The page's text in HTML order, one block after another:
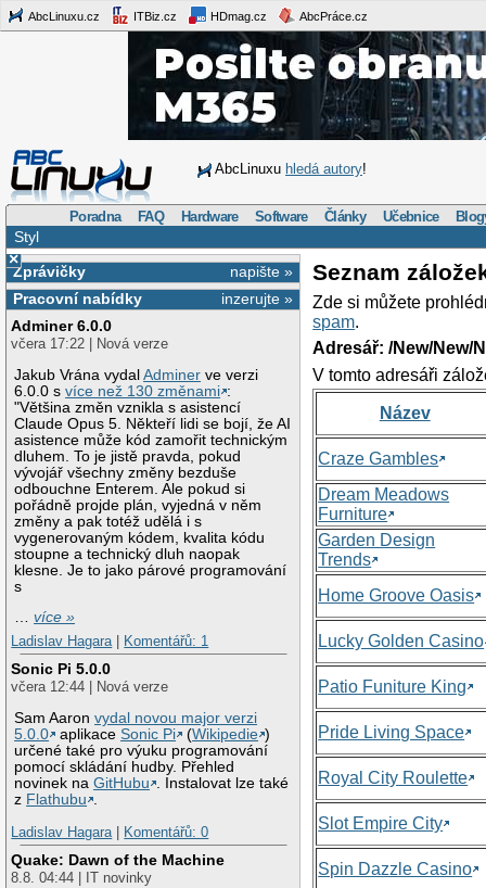
AbcLinuxu.cz ITBiz.cz HDmag.cz AbcPráce.cz
AbcLinuxu hledá autory!
Poradna FAQ Hardware Software Články Učebnice
Styl
×
napište »
Zprávičky
inzerujte »
Pracovní nabídky
Adminer 6.0.0
včera 17:22 | Nová verze
Jakub Vrána vydalAdminer ve verzi
6.0.0 svíce než 130 změnami :
"Většina změn vznikla s asistencí
Claude Opus 5. Někteří lidi se bojí, že AI
asistence může kód zamořit technickým
dluhem. To je jistě pravda, pokud
vývojář všechny změny bezduše
odbouchne Enterem. Ale pokud si
pořádně projde plán, vyjedná v něm
změny a pak totéž udělá i s
vygenerovaným kódem, kvalita kódu
stoupne a technický dluh naopak
klesne. Je to jako párové programování
s
…více »
Ladislav Hagara
Komentářů: 1
Sonic Pi 5.0.0
včera 12:44 | Nová verze
Sam Aaronvydal novou major verzi
5.0.0
aplikaceSonic Pi (Wikipedie )
určené také pro výuku programování
pomocí skládání hudby. Přehled
novinek naGitHubu . Instalovat lze také
z Flathubu .
Ladislav Hagara
Komentářů: 0
Quake: Dawn of the Machine
8.8. 04:44 | IT novinky
Seznam
Zde si můžete
spam.
Adresář: /New/New/
V tomto adresáři
Název
Craze Gambles
Dream Meadows
Furniture
Garden Design
Trends
Home Groove Oasis
Lucky Golden Casino
Patio Funiture King
Pride Living Space
Royal City Roulette
Slot Empire City
Spin Dazzle Casino